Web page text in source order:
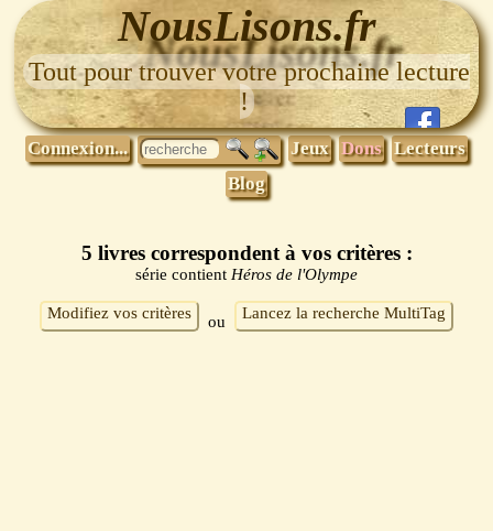
NousLisons.fr
Tout pour trouver votre prochaine lecture
!
Connexion... Jeux Dons Lecteurs
Blog
5 livres correspondent à vos critères :
série contient Héros de l'Olympe
Modifiez vos critères ou Lancez la recherche MultiTag